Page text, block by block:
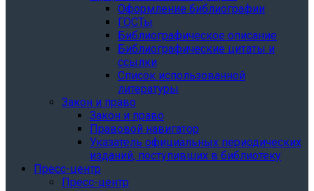
Оформление библиографии
ГОСТы
Библиографическое описание
Библиографические цитаты и
ссылки
Список использованной
литературы
Закон и право
Закон и право
Правовой навигатор
Указатель официальных периодических
изданий, поступивших в библиотеку
Пресс-центр
Пресс-центр